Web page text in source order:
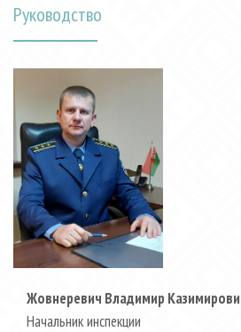
Руководство
Жовнеревич Владимир
Начальник инспекции